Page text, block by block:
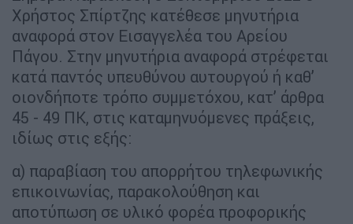
Χρήστος Σπίρτζης κατέθεσε μηνυτήρια
αναφορά στον Εισαγγελέα του Αρείου
Πάγου. Στην μηνυτήρια αναφορά στρέφεται
κατά παντός υπευθύνου αυτουργού ή καθ’
οιονδήποτε τρόπο συμμετόχου, κατ’ άρθρα
45 - 49 ΠΚ, στις καταμηνυόμενες πράξεις,
ιδίως στις εξής:
α) παραβίαση του απορρήτου τηλεφωνικής
επικοινωνίας, παρακολούθηση και
αποτύπωση σε υλικό φορέα προφορικής